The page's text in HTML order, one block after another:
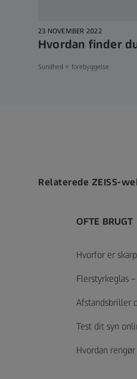
23 NOVEMBER 2022
Hvordan finder
Sundhed + forebyggelse
Relaterede ZEISS-
OFTE BRUGT
Hvorfor er
Flerstyrkeglas
Afstandsbriller
Test dit syn
Hvordan